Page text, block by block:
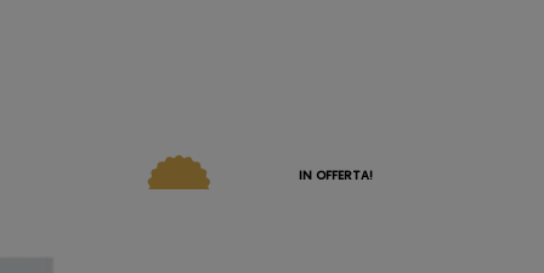
IN OFFERTA!